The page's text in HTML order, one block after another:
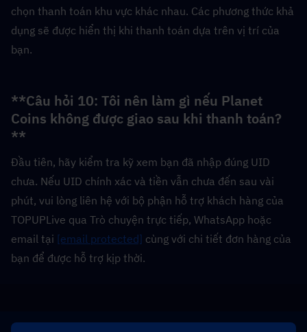
chọn thanh toán khu vực khác nhau. Các phương thức khả
dụng sẽ được hiển thị khi thanh toán dựa trên vị trí của
bạn.
**Câu hỏi 10: Tôi nên làm gì nếu Planet
Coins không được giao sau khi thanh toán?
**
Đầu tiên, hãy kiểm tra kỹ xem bạn đã nhập đúng UID
chưa. Nếu UID chính xác và tiền vẫn chưa đến sau vài
phút, vui lòng liên hệ với bộ phận hỗ trợ khách hàng của
TOPUPLive qua Trò chuyện trực tiếp, WhatsApp hoặc
email tại [email protected] cùng với chi tiết đơn hàng của
bạn để được hỗ trợ kịp thời.